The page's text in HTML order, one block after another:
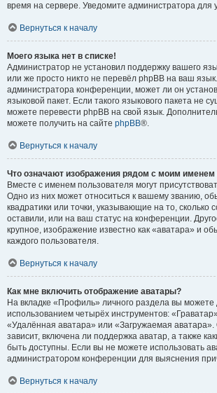
время на сервере. Уведомите администратора для
Вернуться к началу
Моего языка нет в списке!
Администратор не установил поддержку вашего
или же просто никто не перевёл phpBB на ваш
администратора конференции, может ли он
языковой пакет. Если такого языкового пакета не
можете перевести phpBB на свой язык.
можете получить на сайте phpBB®.
Вернуться к началу
Что означают изображения рядом с моим именем
Вместе с именем пользователя могут
Одно из них может относиться к вашему званию,
квадратики или точки, указывающие на то, сколько
оставили, или на ваш статус на конференции.
крупное, изображение известно как «аватара» и
каждого пользователя.
Вернуться к началу
Как мне включить отображение аватары?
На вкладке «Профиль» личного раздела вы можете
использованием четырёх инструментов:
«Удалённая аватара» или «Загружаемая
зависит, включена ли поддержка аватар, а также
быть доступны. Если вы не можете использовать
администратором конференции для выяснения
Вернуться к началу